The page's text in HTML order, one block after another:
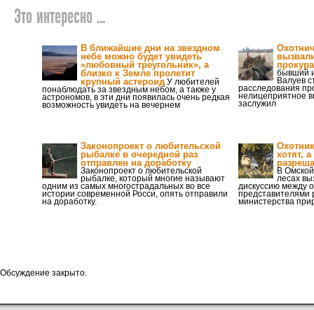
Это интересно ...
В ближайшие дни на звездном
небе можно будет увидеть
«любовный треугольник», а
близко к Земле пролетит
крупный астероид У любителей
понаблюдать за звездным небом, а также у
астрономов, в эти дни появилась очень редкая
возможность увидеть на вечернем
бывший
Валуев
расследования
нелицеприятное
заслужил
Законопроект о любительской
рыбалке в очередной раз
отправлен на доработку
Законопроект о любительской
рыбалке, который многие называют
одним из самых многострадальных во все
истории современной Росси, опять отправили
на доработку.
хотят,
В
лесах
дискуссию между
представителями
министерства
Обсуждение закрыто.